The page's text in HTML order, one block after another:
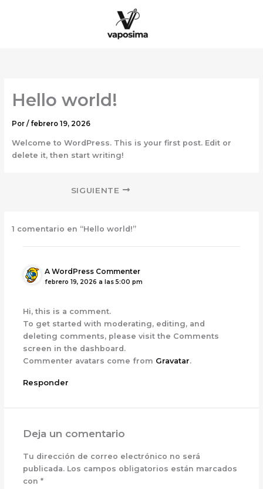
Hello world!
Por / febrero 19, 2026
Welcome to WordPress. This is your first post. Edit or
delete it, then start writing!
SIGUIENTE
1 comentario en “Hello world!”
A WordPress Commenter
febrero 19, 2026 a las 5:00 pm
Hi, this is a comment.
To get started with moderating, editing, and
deleting comments, please visit the Comments
screen in the dashboard.
Commenter avatars come from Gravatar.
Responder
Deja un comentario
Tu dirección de correo electrónico no será
publicada. Los campos obligatorios están marcados
con *